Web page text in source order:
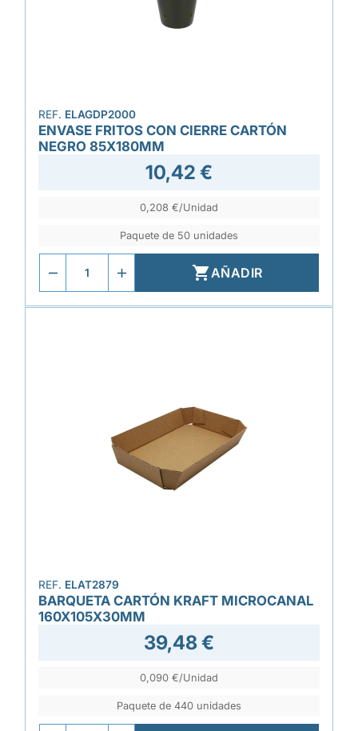
REF. ELAGDP2000
ENVASE FRITOS CON CIERRE CARTÓN
NEGRO 85X180MM
10,42 €
0,208 €/Unidad
Paquete de 50 unidades
AÑADIR
REF. ELAT2879
BARQUETA CARTÓN KRAFT MICROCANAL
160X105X30MM
39,48 €
0,090 €/Unidad
Paquete de 440 unidades